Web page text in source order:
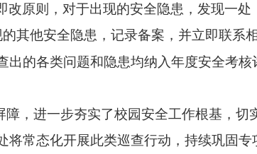
原则，对于出现的安全隐患，发现一处
其他安全隐患，记录备案，并立即联系
出的各类问题和隐患均纳入年度安全考核
障，进一步夯实了校园安全工作根基，切
将常态化开展此类巡查行动，持续巩固专